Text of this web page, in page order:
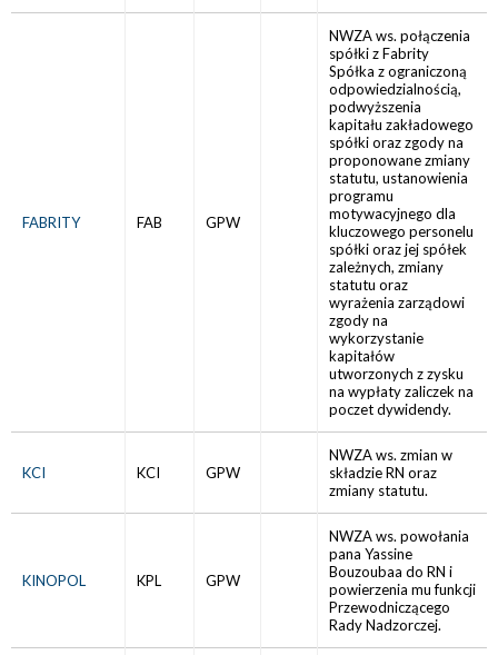
FABRITY FAB GPW
NWZA ws. połączenia
spółki z Fabrity
Spółka z ograniczoną
odpowiedzialnością,
podwyższenia
kapitału zakładowego
spółki oraz zgody na
proponowane zmiany
statutu, ustanowienia
programu
motywacyjnego dla
kluczowego personelu
spółki oraz jej spółek
zależnych, zmiany
statutu oraz
wyrażenia zarządowi
zgody na
wykorzystanie
kapitałów
utworzonych z zysku
na wypłaty zaliczek na
poczet dywidendy.
KCI KCI GPW
NWZA ws. zmian w
składzie RN oraz
zmiany statutu.
KINOPOL KPL GPW
NWZA ws. powołania
pana Yassine
Bouzoubaa do RN i
powierzenia mu funkcji
Przewodniczącego
Rady Nadzorczej.